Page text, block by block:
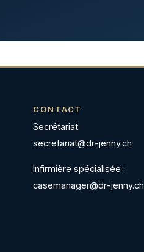
CONTACT
Secrétariat:
secretariat@dr-jenny.ch
Infirmière spécialisée :
casemanager@dr-jenny.ch